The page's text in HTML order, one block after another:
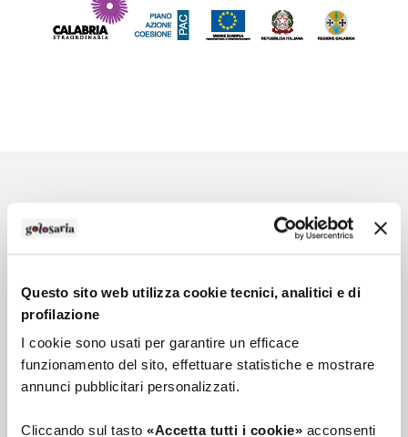
Questo sito web utilizza cookie tecnici, analitici e di
profilazione
I cookie sono usati per garantire un efficace
funzionamento del sito, effettuare statistiche e mostrare
annunci pubblicitari personalizzati.
Cliccando sul tasto «Accetta tutti i cookie» acconsenti
Social Wall